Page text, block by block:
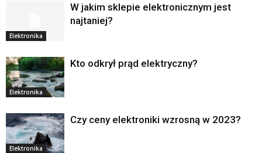
Elektronika
W jakim sklepie elektronicznym jest
najtaniej?
Elektronika
Kto odkrył prąd elektryczny?
Elektronika
Czy ceny elektroniki wzrosną w 2023?